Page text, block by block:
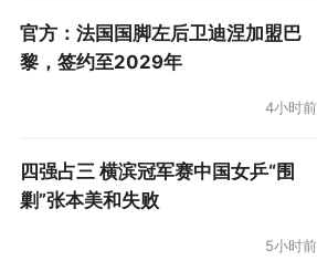
官方：法国国脚左后卫迪涅加盟巴
黎，签约至2029年
4小时前
四强占三 横滨冠军赛中国女乒“围
剿”张本美和失败
5小时前